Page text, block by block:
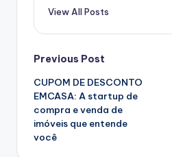
View All Posts
Post
navigation
Previous Post
CUPOM DE DESCONTO
EMCASA: A startup de
compra e venda de
imóveis que entende
você